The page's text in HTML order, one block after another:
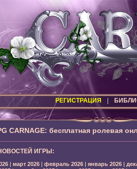
РЕГИСТРАЦИЯ
CARNAGE: бесплатная ролевая
ИГРЫ:
| март 2026| февраль 2026| январь 2026|